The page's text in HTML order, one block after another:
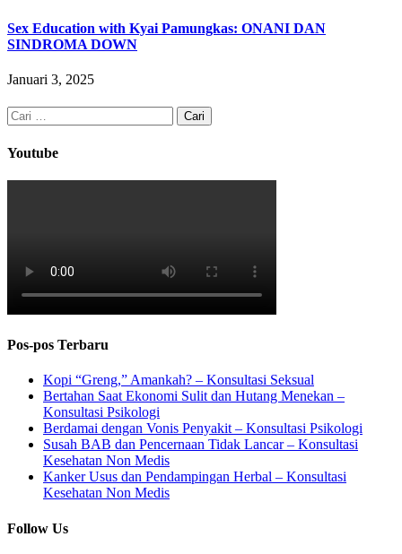
Sex Education with Kyai Pamungkas: ONANI DAN
SINDROMA DOWN
Januari 3, 2025
Cari
untuk:
Youtube
Pos-pos Terbaru
Kopi “Greng,” Amankah? – Konsultasi Seksual
Bertahan Saat Ekonomi Sulit dan Hutang Menekan –
Konsultasi Psikologi
Berdamai dengan Vonis Penyakit – Konsultasi Psikologi
Susah BAB dan Pencernaan Tidak Lancar – Konsultasi
Kesehatan Non Medis
Kanker Usus dan Pendampingan Herbal – Konsultasi
Kesehatan Non Medis
Follow Us